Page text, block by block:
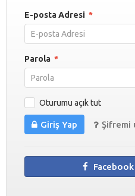
E-posta Adresi *
Parola *
Oturumu açık tut
Giriş Yap Şifremi